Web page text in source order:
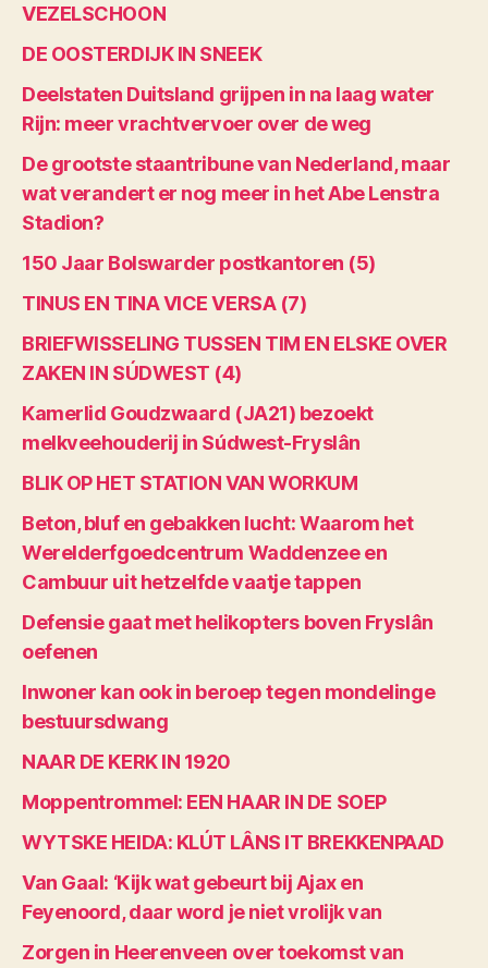
VEZELSCHOON
DE OOSTERDIJK IN SNEEK
Deelstaten Duitsland grijpen in na laag water
Rijn: meer vrachtvervoer over de weg
De grootste staantribune van Nederland, maar
wat verandert er nog meer in het Abe Lenstra
Stadion?
150 Jaar Bolswarder postkantoren (5)
TINUS EN TINA VICE VERSA (7)
BRIEFWISSELING TUSSEN TIM EN ELSKE OVER
ZAKEN IN SÚDWEST (4)
Kamerlid Goudzwaard (JA21) bezoekt
melkveehouderij in Súdwest-Fryslân
BLIK OP HET STATION VAN WORKUM
Beton, bluf en gebakken lucht: Waarom het
Werelderfgoedcentrum Waddenzee en
Cambuur uit hetzelfde vaatje tappen
Defensie gaat met helikopters boven Fryslân
oefenen
Inwoner kan ook in beroep tegen mondelinge
bestuursdwang
NAAR DE KERK IN 1920
Moppentrommel: EEN HAAR IN DE SOEP
WYTSKE HEIDA: KLÚT LÂNS IT BREKKENPAAD
Van Gaal: ‘Kijk wat gebeurt bij Ajax en
Feyenoord, daar word je niet vrolijk van
Zorgen in Heerenveen over toekomst van